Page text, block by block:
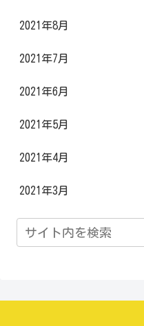
2021年8月
2021年7月
2021年6月
2021年5月
2021年4月
2021年3月